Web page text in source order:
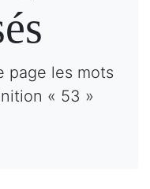
page les mots
« 53 »